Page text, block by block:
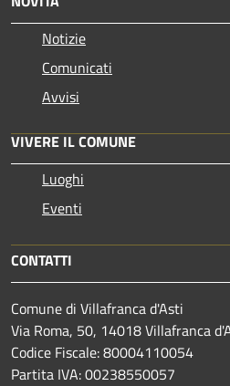
Notizie
Comunicati
Avvisi
VIVERE IL COMUNE
Luoghi
Eventi
CONTATTI
Comune di Villafranca d'Asti
Via Roma, 50, 14018 Villafranca
Codice Fiscale: 80004110054
Partita IVA: 00238550057